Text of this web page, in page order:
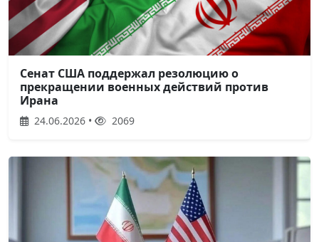
Сенат США поддержал резолюцию о
прекращении военных действий против
Ирана
24.06.2026 • 2069